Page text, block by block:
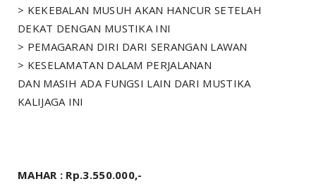
> KEKEBALAN MUSUH AKAN HANCUR SETELAH
DEKAT DENGAN MUSTIKA INI
> PEMAGARAN DIRI DARI SERANGAN LAWAN
> KESELAMATAN DALAM PERJALANAN
DAN MASIH ADA FUNGSI LAIN DARI MUSTIKA
KALIJAGA INI
MAHAR : Rp.3.550.000,-